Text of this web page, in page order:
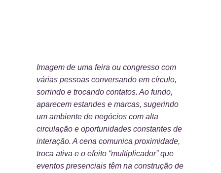
Imagem de uma feira ou congresso com
várias pessoas conversando em círculo,
sorrindo e trocando contatos. Ao fundo,
aparecem estandes e marcas, sugerindo
um ambiente de negócios com alta
circulação e oportunidades constantes de
interação. A cena comunica proximidade,
troca ativa e o efeito “multiplicador” que
eventos presenciais têm na construção de